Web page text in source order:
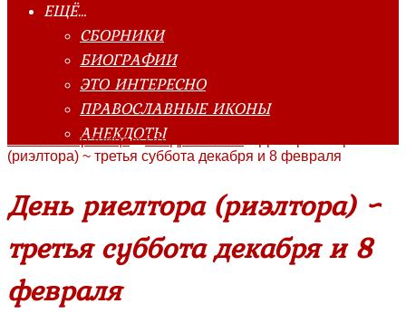
ЕЩЁ…
СБОРНИКИ
БИОГРАФИИ
ЭТО ИНТЕРЕСНО
ПРАВОСЛАВНЫЕ ИКОНЫ
АНЕКДОТЫ
Главная страница»Поздравления
(риэлтора) ~ третья суббота декабря и 8 февраля
День риелтора (риэлтора) ~
третья суббота декабря и 8
февраля